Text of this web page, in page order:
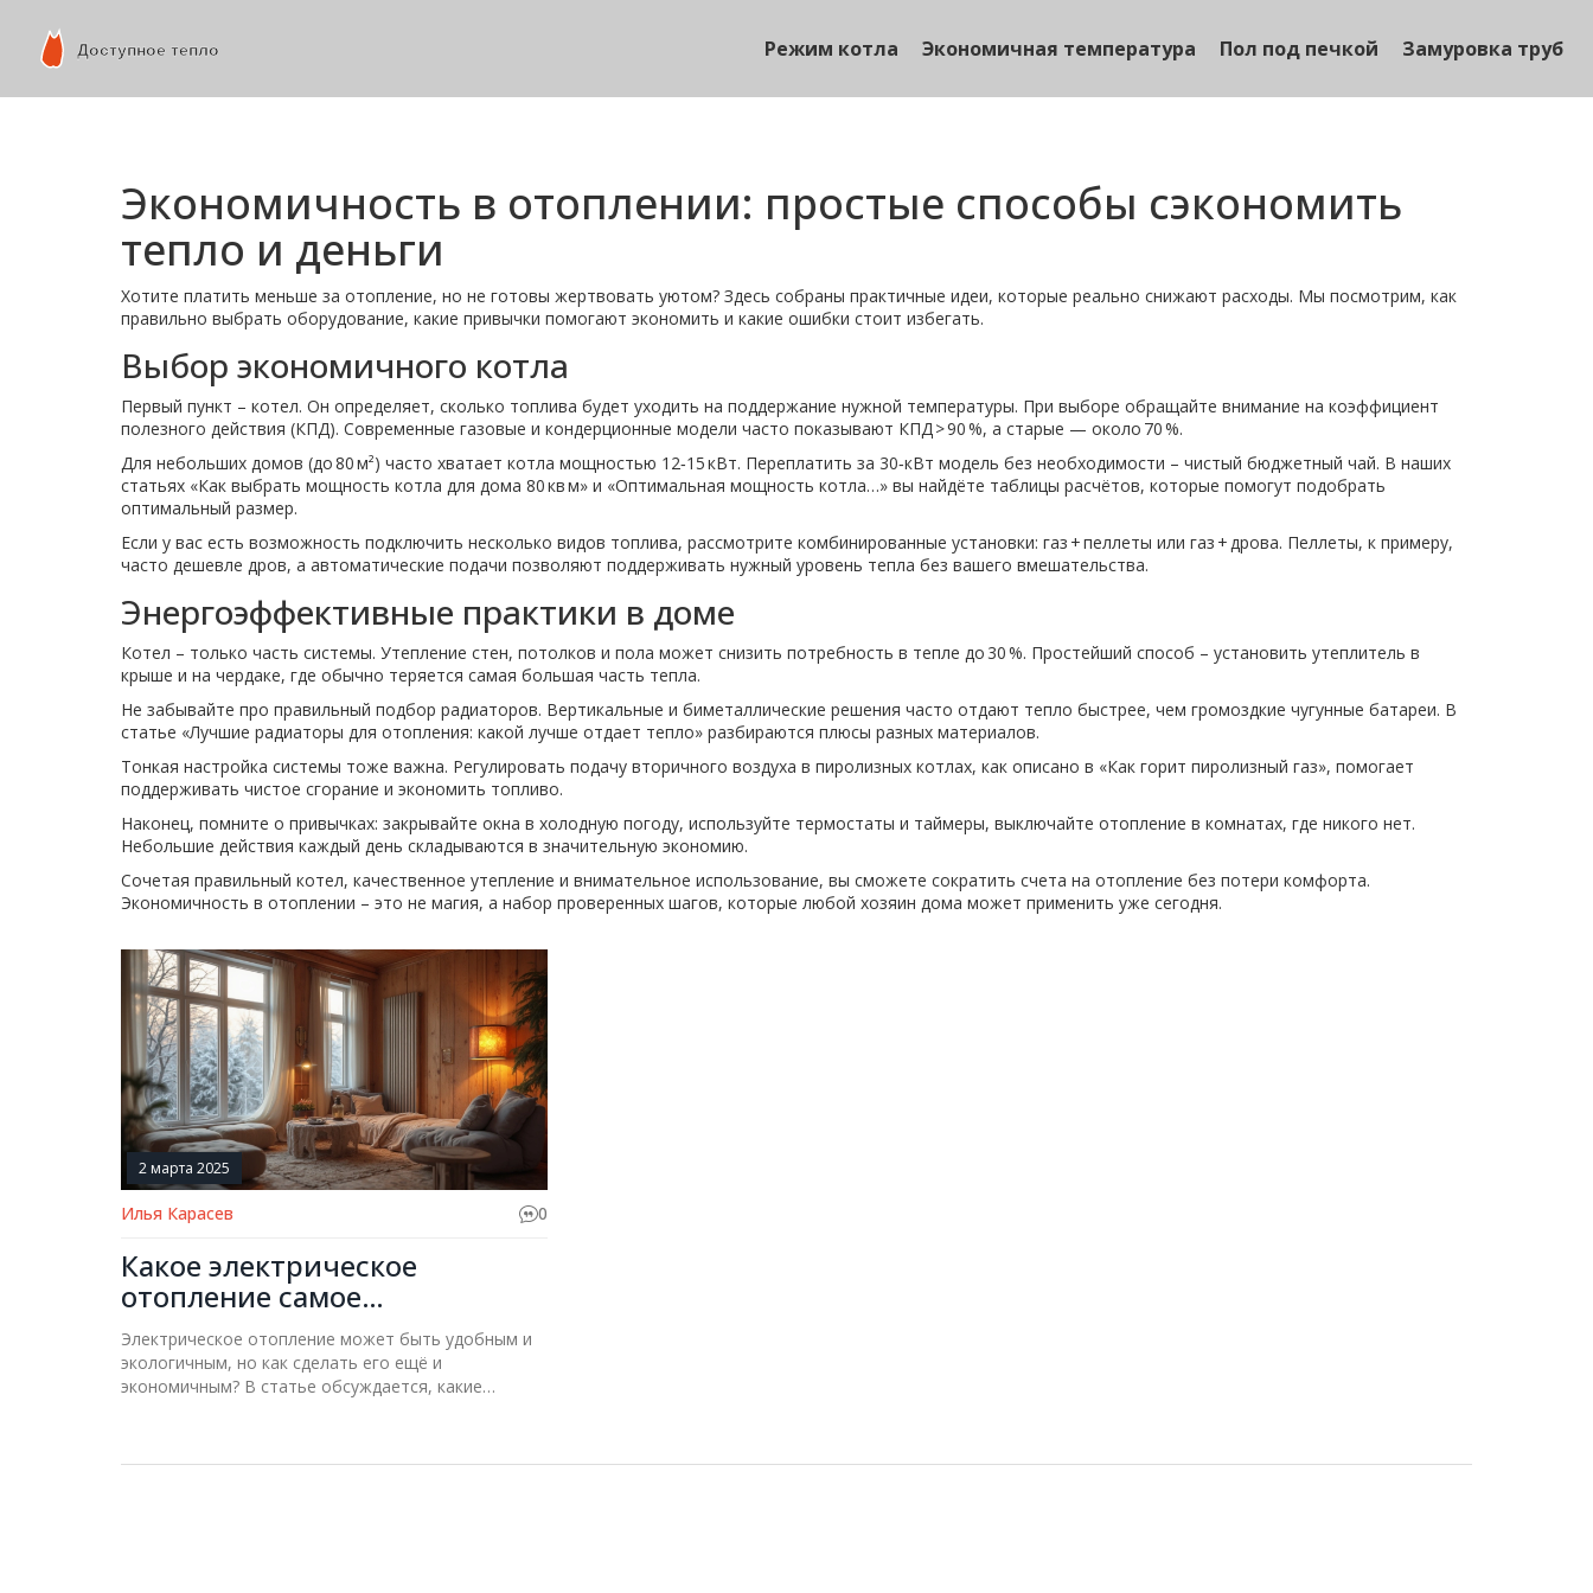
Режим котла Экономичная температура Пол под печкой Замуровка труб
Экономичность в отоплении: простые способы сэкономить
тепло и деньги
Хотите платить меньше за отопление, но не готовы жертвовать уютом? Здесь собраны практичные идеи, которые реально снижают расходы. Мы посмотрим, как
правильно выбрать оборудование, какие привычки помогают экономить и какие ошибки стоит избегать.
Выбор экономичного котла
Первый пункт – котел. Он определяет, сколько топлива будет уходить на поддержание нужной температуры. При выборе обращайте внимание на коэффициент
полезного действия (КПД). Современные газовые и кондерционные модели часто показывают КПД > 90 %, а старые — около 70 %.
Для небольших домов (до 80 м²) часто хватает котла мощностью 12‑15 кВт. Переплатить за 30‑кВт модель без необходимости – чистый бюджетный чай. В наших
статьях «Как выбрать мощность котла для дома 80 кв м» и «Оптимальная мощность котла…» вы найдёте таблицы расчётов, которые помогут подобрать
оптимальный размер.
Если у вас есть возможность подключить несколько видов топлива, рассмотрите комбинированные установки: газ + пеллеты или газ + дрова. Пеллеты, к примеру,
часто дешевле дров, а автоматические подачи позволяют поддерживать нужный уровень тепла без вашего вмешательства.
Энергоэффективные практики в доме
Котел – только часть системы. Утепление стен, потолков и пола может снизить потребность в тепле до 30 %. Простейший способ – установить утеплитель в
крыше и на чердаке, где обычно теряется самая большая часть тепла.
Не забывайте про правильный подбор радиаторов. Вертикальные и биметаллические решения часто отдают тепло быстрее, чем громоздкие чугунные батареи. В
статье «Лучшие радиаторы для отопления: какой лучше отдает тепло» разбираются плюсы разных материалов.
Тонкая настройка системы тоже важна. Регулировать подачу вторичного воздуха в пиролизных котлах, как описано в «Как горит пиролизный газ», помогает
поддерживать чистое сгорание и экономить топливо.
Наконец, помните о привычках: закрывайте окна в холодную погоду, используйте термостаты и таймеры, выключайте отопление в комнатах, где никого нет.
Небольшие действия каждый день складываются в значительную экономию.
Сочетая правильный котел, качественное утепление и внимательное использование, вы сможете сократить счета на отопление без потери комфорта.
Экономичность в отоплении – это не магия, а набор проверенных шагов, которые любой хозяин дома может применить уже сегодня.
2 марта 2025
Илья Карасев 0
Какое электрическое
отопление самое
экономичное?
Электрическое отопление может быть удобным и
экологичным, но как сделать его ещё и
экономичным? В статье обсуждается, какие